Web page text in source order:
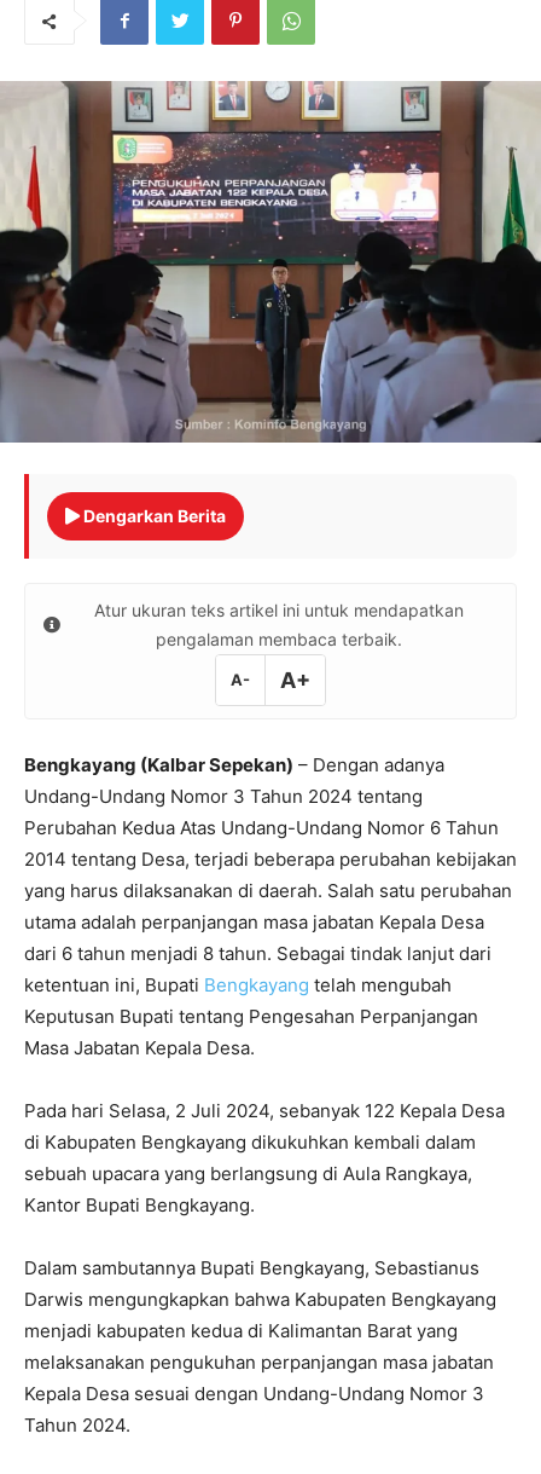
Dengarkan Berita
Atur ukuran teks artikel ini untuk mendapatkan
pengalaman membaca terbaik.
A- A+
Bengkayang (Kalbar Sepekan) – Dengan adanya
Undang-Undang Nomor 3 Tahun 2024 tentang
Perubahan Kedua Atas Undang-Undang Nomor 6 Tahun
2014 tentang Desa, terjadi beberapa perubahan kebijakan
yang harus dilaksanakan di daerah. Salah satu perubahan
utama adalah perpanjangan masa jabatan Kepala Desa
dari 6 tahun menjadi 8 tahun. Sebagai tindak lanjut dari
ketentuan ini, Bupati Bengkayang telah mengubah
Keputusan Bupati tentang Pengesahan Perpanjangan
Masa Jabatan Kepala Desa.
Pada hari Selasa, 2 Juli 2024, sebanyak 122 Kepala Desa
di Kabupaten Bengkayang dikukuhkan kembali dalam
sebuah upacara yang berlangsung di Aula Rangkaya,
Kantor Bupati Bengkayang.
Dalam sambutannya Bupati Bengkayang, Sebastianus
Darwis mengungkapkan bahwa Kabupaten Bengkayang
menjadi kabupaten kedua di Kalimantan Barat yang
melaksanakan pengukuhan perpanjangan masa jabatan
Kepala Desa sesuai dengan Undang-Undang Nomor 3
Tahun 2024.